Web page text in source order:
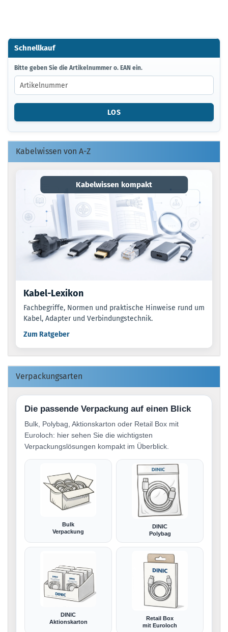
Schnellkauf
BITTE
GEBEN
SIE
DIE
ARTIKELNUMMER
EAN
EIN.
Bitte geben Sie die Artikelnummer o. EAN ein.
LOS
Kabelwissen von A-Z
Kabelwissen kompakt
Kabel-Lexikon
Fachbegriffe, Normen und praktische Hinweise rund um
Kabel, Adapter und Verbindungstechnik.
Zum Ratgeber
Verpackungsarten
Die passende Verpackung auf einen Blick
Bulk, Polybag, Aktionskarton oder Retail Box mit
Euroloch: hier sehen Sie die wichtigsten
Verpackungslösungen kompakt im Überblick.
Bulk
Verpackung
DINIC
Polybag
DINIC
Aktionskarton
Retail Box
mit Euroloch